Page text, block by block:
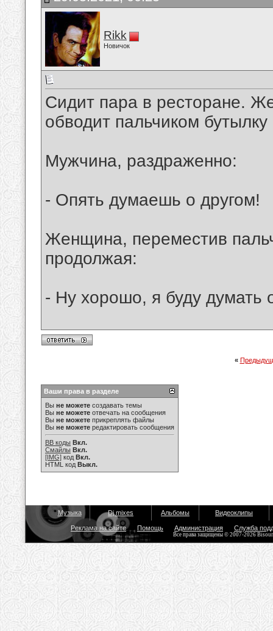
Rikk
Новичок
Сидит пара в ресторане.
обводит пальчиком
Мужчина, раздраженно:
- Опять думаешь о другом!
Женщина, переместив
продолжая:
- Ну хорошо, я буду думать
«
Ваши права в разделе
Вы не можете создавать темы
Вы не можете отвечать на сообщения
Вы не можете прикреплять файлы
Вы не можете редактировать сообщения
BB коды Вкл.
Смайлы Вкл.
[IMG] код Вкл.
HTML код Выкл.
Музыка Dj mixes Альбомы Видеоклипы
Реклама на сайте Помощь Администрация Служба
Все права защищены © 2007-2026